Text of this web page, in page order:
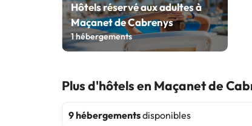
Hôtels réservé aux adultes à
Maçanet de Cabrenys
1hébergements
Plus d'hôtels en Maçanet de
9 hébergementsdisponibles